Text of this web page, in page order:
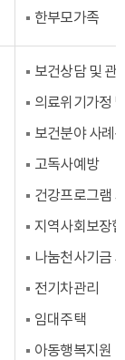
한부모가족
보건상담 및 관
의료위기가정
보건분야 사례
고독사예방
건강프로그램
지역사회보장
나눔천사기금
전기차관리
임대주택
아동행복지원